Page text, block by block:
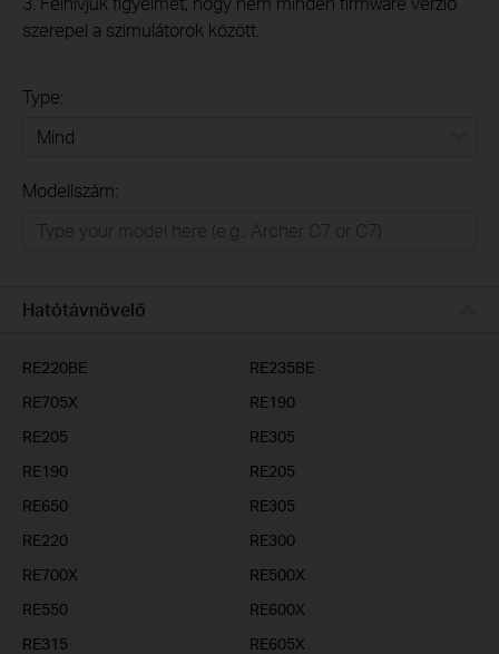
szerepel a szimulátorok között.
Type:
Irodai/üzleti
Modellszám:
Hatótávnövelő
RE220BE
RE235BE
RE705X
RE190
RE205
RE305
RE190
RE205
RE650
RE305
RE220
RE300
RE700X
RE500X
RE550
RE600X
RE315
RE605X